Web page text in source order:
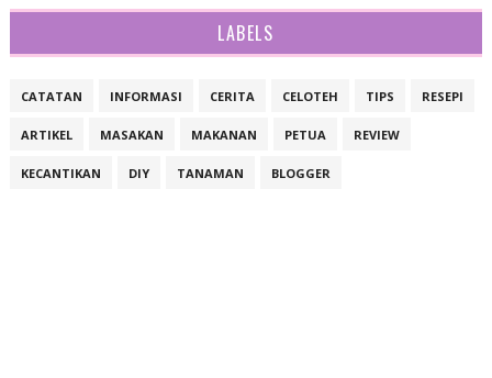
LABELS
CATATAN INFORMASI CERITA CELOTEH TIPS RESEPI
ARTIKEL MASAKAN MAKANAN PETUA REVIEW
KECANTIKAN DIY TANAMAN BLOGGER